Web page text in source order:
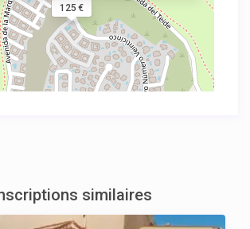
125 €
similaires